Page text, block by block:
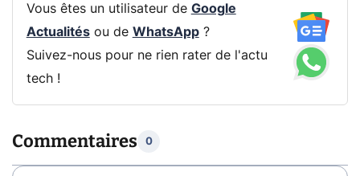
Vous êtes un utilisateur de Google
Actualitésou de WhatsApp?
Suivez-nous pour ne rien rater de l'actu
tech !
Commentaires 0